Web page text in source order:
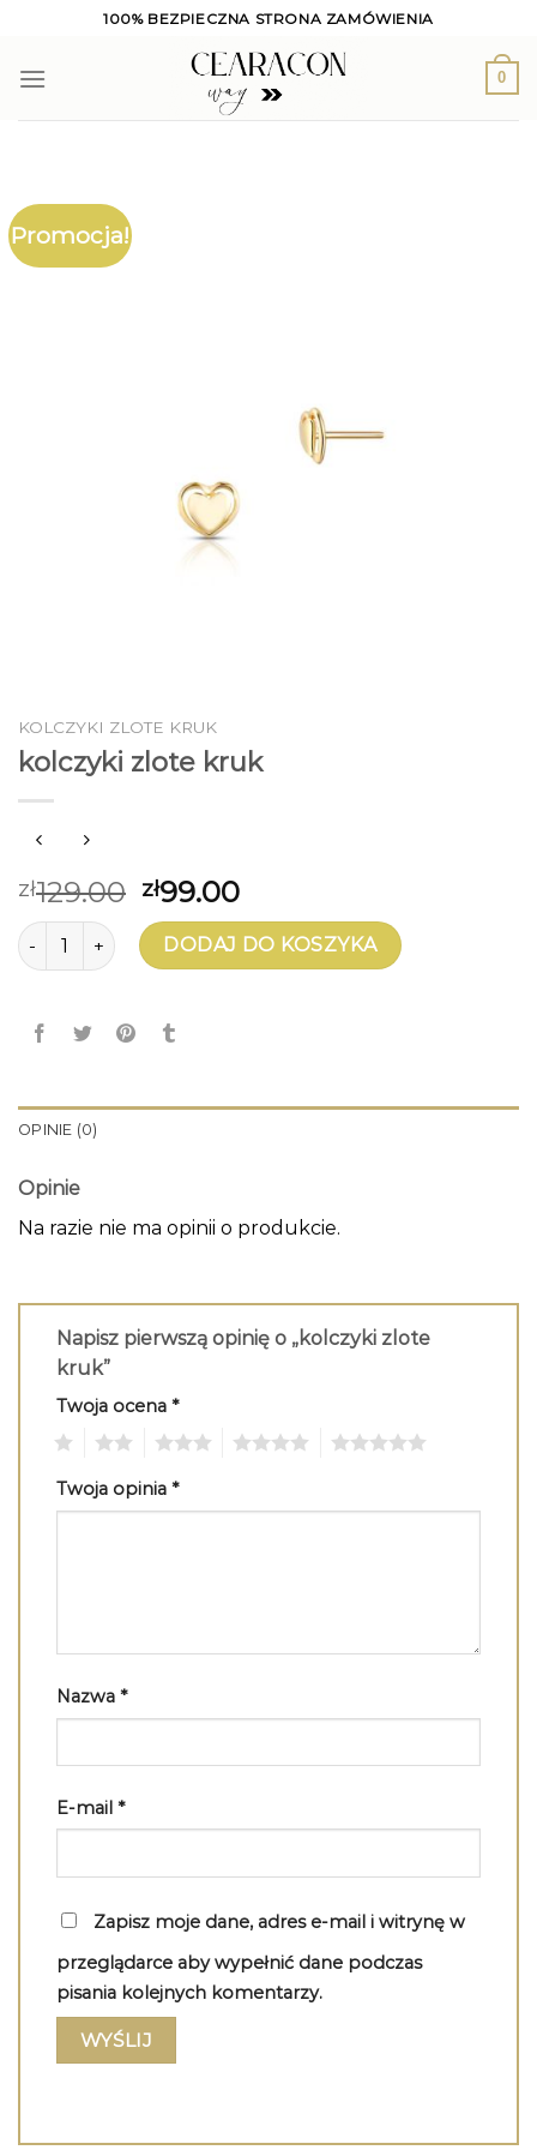
content
100% BEZPIECZNA STRONA ZAMÓWIENIA
0
Promocja!
KOLCZYKI ZLOTE KRUK
kolczyki zlote kruk
zł129.00 zł99.00
ilość kolczyki zlote krukDODAJ DO KOSZYKA
OPINIE (0)
Opinie
Na razie nie ma opinii o produkcie.
Napisz pierwszą opinię o „kolczyki zlote
kruk”
Twoja ocena *
Twoja opinia *
Nazwa *
E-mail *
Zapisz moje dane, adres e-mail i witrynę w
przeglądarce aby wypełnić dane podczas
pisania kolejnych komentarzy.